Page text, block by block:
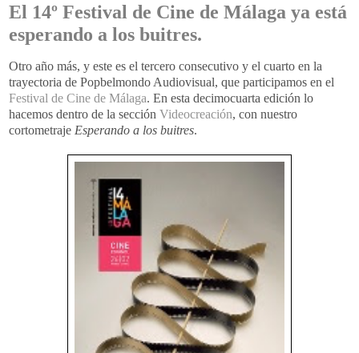
El 14º Festival de Cine de Málaga ya está
esperando a los buitres.
Otro año más, y este es el tercero consecutivo y el cuarto en la
trayectoria de Popbelmondo Audiovisual, que participamos en el
Festival de Cine de Málaga. En esta decimocuarta edición lo
hacemos dentro de la sección Videocreación, con nuestro
cortometraje Esperando a los buitres.